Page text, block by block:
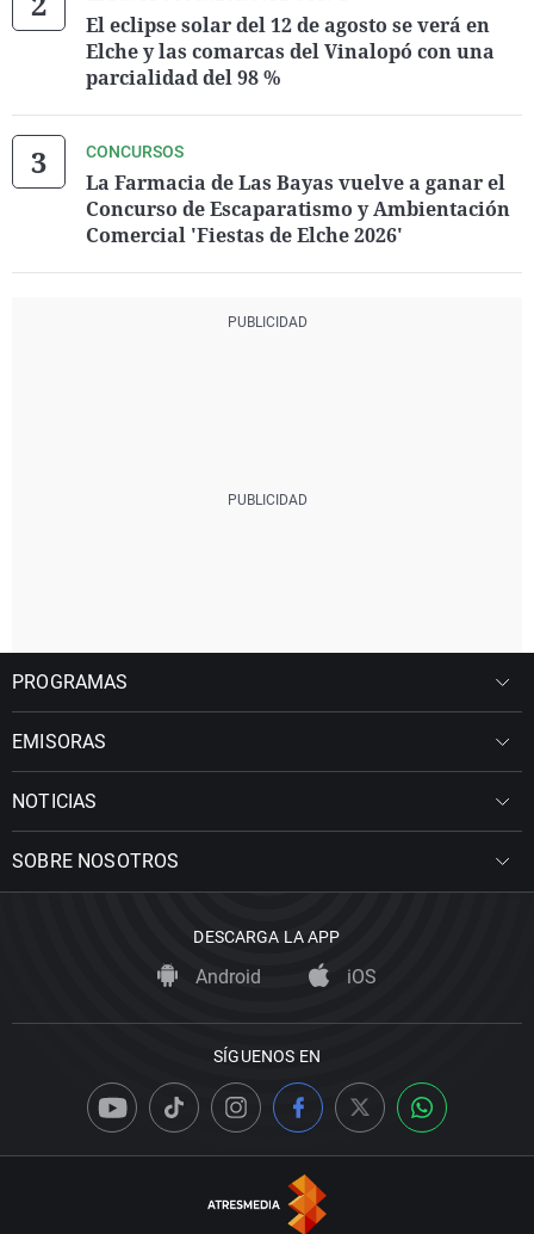
El eclipse solar del 12 de agosto se verá en
Elche y las comarcas del Vinalopó con una
parcialidad del 98 %
CONCURSOS
La Farmacia de Las Bayas vuelve a ganar el
Concurso de Escaparatismo y Ambientación
Comercial 'Fiestas de Elche 2026'
PROGRAMAS
EMISORAS
NOTICIAS
SOBRE NOSOTROS
DESCARGA LA APP
Android iOS
SÍGUENOS EN